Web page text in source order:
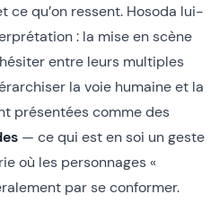
qu’on ressent. Hosoda lui-
: la mise en scène
entre leurs multiples
la voie humaine et la
présentées comme des
— ce qui est en soi un geste
où les personnages «
par se conformer.